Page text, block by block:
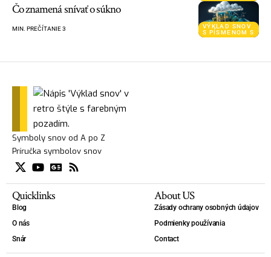
VÝKLAD SNOV
S PÍSMENOM S
Čo znamená snívať o súkno
MIN. PREČÍTANIE 3
Symboly snov od A po Z
Príručka symbolov snov
Quicklinks
Blog
O nás
Snár
About US
Zásady ochrany osobných údajov
Podmienky používania
Contact